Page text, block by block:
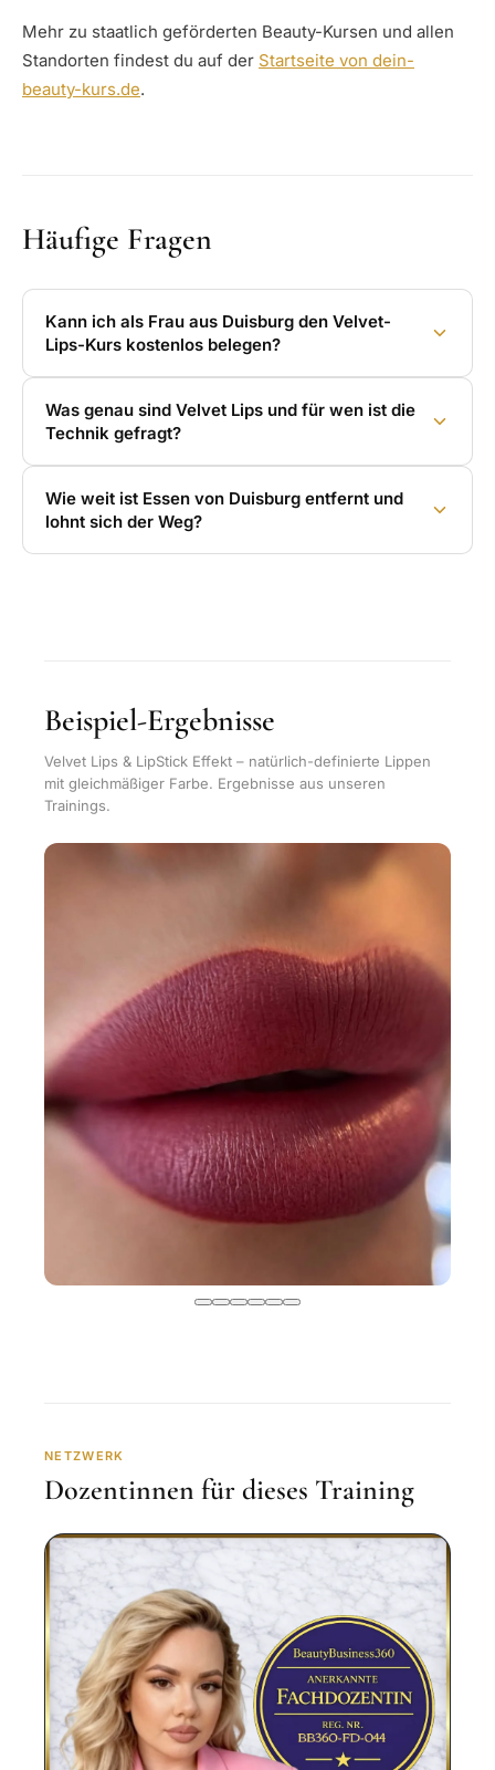
Mehr zu staatlich geförderten Beauty-Kursen und allen
Standorten findest du auf der Startseite von dein-
beauty-kurs.de.
Häufige Fragen
Kann ich als Frau aus Duisburg den Velvet-
Lips-Kurs kostenlos belegen?
Was genau sind Velvet Lips und für wen ist die
Technik gefragt?
Wie weit ist Essen von Duisburg entfernt und
lohnt sich der Weg?
Beispiel-Ergebnisse
Velvet Lips & LipStick Effekt – natürlich-definierte Lippen
mit gleichmäßiger Farbe. Ergebnisse aus unseren
Trainings.
NETZWERK
Dozentinnen für dieses Training